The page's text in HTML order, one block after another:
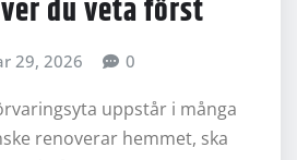
du veta först
29, 2026 0
uppstår i många
renoverar hemmet, ska